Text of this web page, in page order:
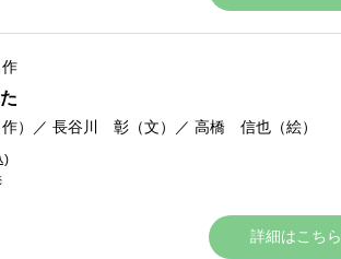
ぶた
） ／ 長谷川 彰（文） ／ 高橋 信也（絵）
)
詳細はこちら